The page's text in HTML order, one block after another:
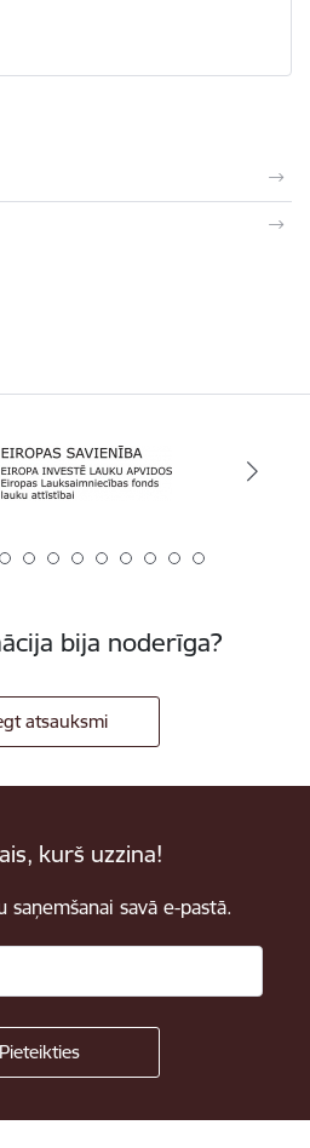
bija noderīga?
atsauksmi
kurš uzzina!
saņemšanai savā e-pastā.